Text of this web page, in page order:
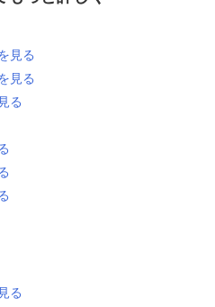
見る
見る
る
る